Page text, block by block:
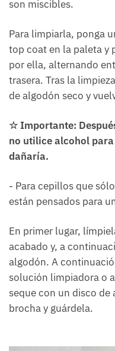
son miscibles.
Para limpiarla, ponga
top coat en la paleta y
por ella, alternando
trasera. Tras la
de algodón seco y
☆ Importante:
no utilice alcohol
dañaría.
- Para cepillos que
están pensados para
En primer lugar,
acabado y, a
algodón. A
solución limpiadora o
seque con un disco
brocha y guárdela.